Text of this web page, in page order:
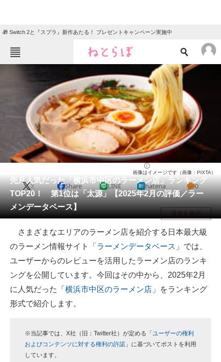
🎁 Switch 2と『スプラ』新作あたる！ プレゼントキャンペーン実施中
ニュース
クイズ
地域
教育・育児
動物 リサーチ
会員記事
メディア
注目記事を集めた総合ページ
ITの今と未来を見通す
スマホと通信の最新トレンド
進化するPCとデバイスの未来
好きが集まる 比べて選べる
AI活用のいまが分かる
先月人気だった「横浜市中区のラーメン店」ランキング
TOP20！ 第1位は「太源」【2025年2月の評価／ラー
メンデータベース】
画像はイメージです（画像：PIXTA）
X Share LINE hatena 0
目次を表示
さまざまなエリアのラーメン店を紹介する日本最大級
のラーメン情報サイト「 ラーメンデータベース 」では、
ユーザーからのレビューを活用したラーメン店のランキ
ングを公開しています。今回はその中から、2025年2月
に人気だった「 横浜市中区のラーメン店 」をランキング
形式で紹介します。
※当記事では、X社（旧：Twitter社）が定める「 ユーザーの権利
およびコンテンツに対する権利の許諾 」に基づいてポストを利用
しています。